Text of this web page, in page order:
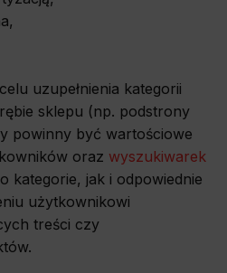
uzupełnienia kategorii
sklepu (np. podstrony
powinny być wartościowe
oraz wyszukiwarek
kategorie, jak i odpowiednie
użytkownikowi
treści czy